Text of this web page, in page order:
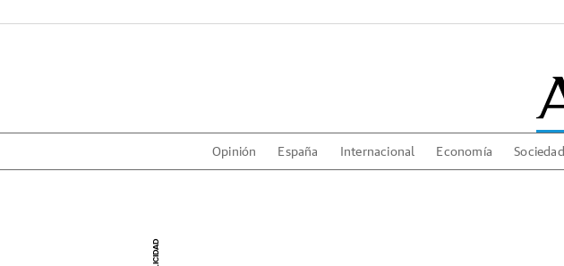
Opinión España Internacional Economía Sociedad